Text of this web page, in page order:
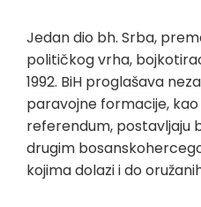
Jedan dio bh. Srba,
političkog vrha,
1992. BiH proglašava
paravojne formacije,
referendum, postavljaju
drugim
kojima dolazi i do